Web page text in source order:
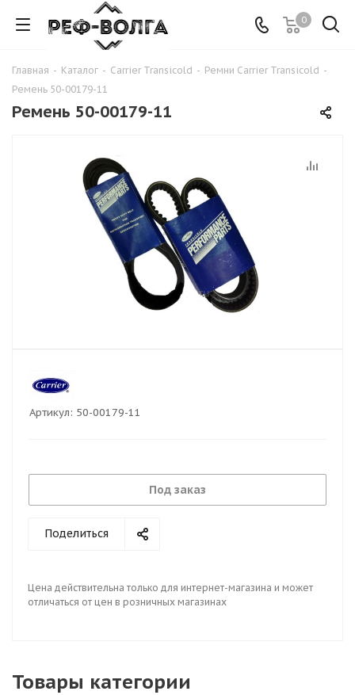
0
Главная - Каталог - Carrier Transicold - Ремни Carrier Transicold -
Ремень 50-00179-11
Ремень 50-00179-11
Артикул: 50-00179-11
Под заказ
Поделиться
Цена действительна только для интернет-магазина и может
отличаться от цен в розничных магазинах
Товары категории